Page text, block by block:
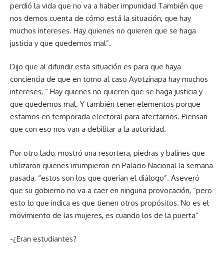
perdió la vida que no va a haber impunidad También que
nos demos cuenta de cómo está la situación, que hay
muchos intereses. Hay quienes no quieren que se haga
justicia y que quedemos mal”.
Dijo que al difundir esta situación es para que haya
conciencia de que en torno al caso Ayotzinapa hay muchos
intereses, “ Hay quienes no quieren que se haga justicia y
que quedemos mal. Y también tener elementos porque
estamos en temporada electoral para afectarnos. Piensan
que con eso nos van a debilitar a la autoridad.
Por otro lado, mostró una resortera, piedras y balines que
utilizaron quienes irrumpieron en Palacio Nacional la semana
pasada, “estos son los que querían el diálogo”. Aseveró
que su gobierno no va a caer en ninguna provocación, “pero
esto lo que indica es que tienen otros propósitos. No es el
movimiento de las mujeres, es cuando los de la puerta”
-¿Eran estudiantes?